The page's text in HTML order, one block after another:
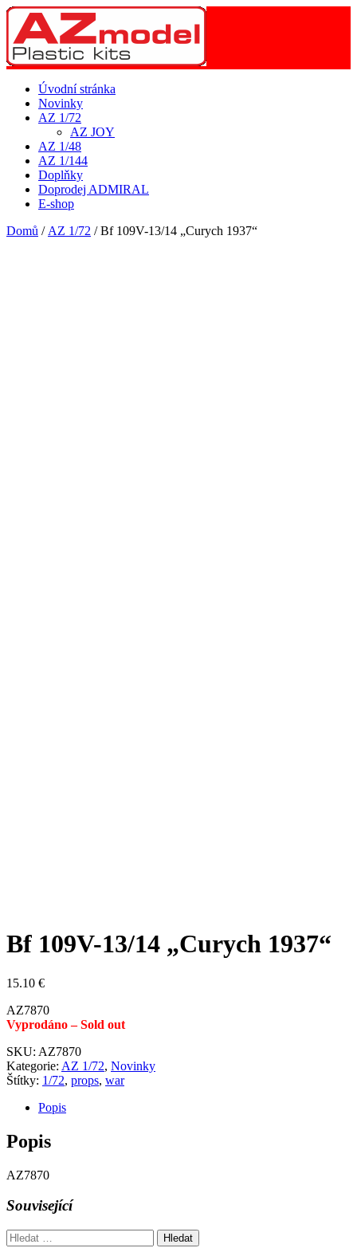
Úvodní stránka
Novinky
AZ 1/72
AZ JOY
AZ 1/48
AZ 1/144
Doplňky
Doprodej ADMIRAL
E-shop
Domů / AZ 1/72 / Bf 109V-13/14 „Curych 1937“
Bf 109V-13/14 „Curych 1937“
15.10 €
AZ7870
Vyprodáno – Sold out
SKU: AZ7870
Kategorie: AZ 1/72, Novinky
Štítky: 1/72, props, war
Popis
Popis
AZ7870
Související
Vyhledávání